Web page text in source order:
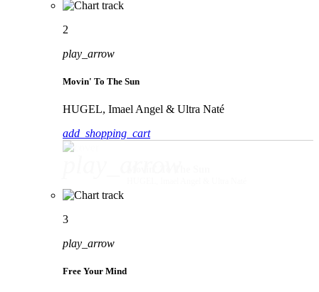
2
play_arrow
Movin' To The Sun
HUGEL, Imael Angel & Ultra Naté
add_shopping_cart
3
play_arrow
Free Your Mind